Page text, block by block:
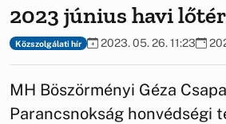
2023 június havi
Közszolgálati hír 2023. 05. 26. 11:23
MH Böszörményi Géza
Parancsnokság honvédségi